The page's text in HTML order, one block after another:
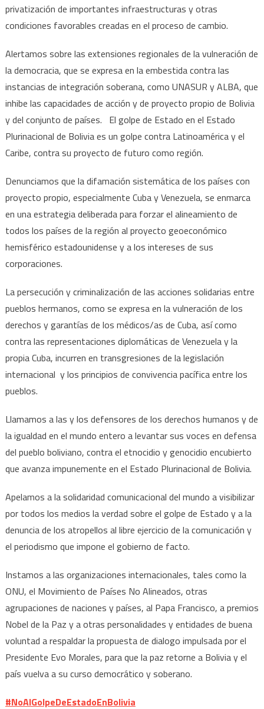
privatización de importantes infraestructuras y otras
condiciones favorables creadas en el proceso de cambio.
Alertamos sobre las extensiones regionales de la vulneración de
la democracia, que se expresa en la embestida contra las
instancias de integración soberana, como UNASUR y ALBA, que
inhibe las capacidades de acción y de proyecto propio de Bolivia
y del conjunto de países. El golpe de Estado en el Estado
Plurinacional de Bolivia es un golpe contra Latinoamérica y el
Caribe, contra su proyecto de futuro como región.
Denunciamos que la difamación sistemática de los países con
proyecto propio, especialmente Cuba y Venezuela, se enmarca
en una estrategia deliberada para forzar el alineamiento de
todos los países de la región al proyecto geoeconómico
hemisférico estadounidense y a los intereses de sus
corporaciones.
La persecución y criminalización de las acciones solidarias entre
pueblos hermanos, como se expresa en la vulneración de los
derechos y garantías de los médicos/as de Cuba, así como
contra las representaciones diplomáticas de Venezuela y la
propia Cuba, incurren en transgresiones de la legislación
internacional y los principios de convivencia pacífica entre los
pueblos.
Llamamos a las y los defensores de los derechos humanos y de
la igualdad en el mundo entero a levantar sus voces en defensa
del pueblo boliviano, contra el etnocidio y genocidio encubierto
que avanza impunemente en el Estado Plurinacional de Bolivia.
Apelamos a la solidaridad comunicacional del mundo a visibilizar
por todos los medios la verdad sobre el golpe de Estado y a la
denuncia de los atropellos al libre ejercicio de la comunicación y
el periodismo que impone el gobierno de facto.
Instamos a las organizaciones internacionales, tales como la
ONU, el Movimiento de Países No Alineados, otras
agrupaciones de naciones y países, al Papa Francisco, a premios
Nobel de la Paz y a otras personalidades y entidades de buena
voluntad a respaldar la propuesta de dialogo impulsada por el
Presidente Evo Morales, para que la paz retorne a Bolivia y el
país vuelva a su curso democrático y soberano.
#NoAlGolpeDeEstadoEnBolivia